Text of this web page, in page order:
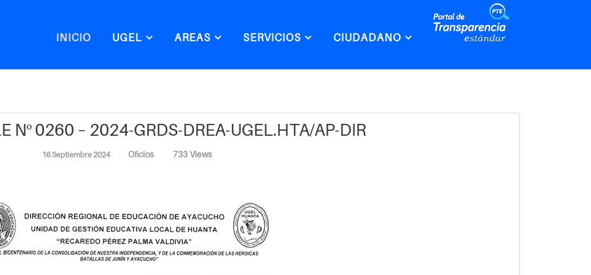
INICIO UGEL AREAS SERVICIOS CIUDADANO
Nº 0260 – 2024-GRDS-DREA-UGEL.HTA/AP-DIR
16 Septiembre 2024 Oficios 733 Views